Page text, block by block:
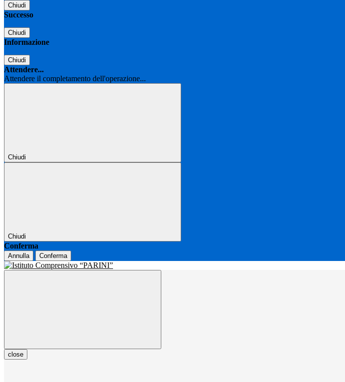
Chiudi
Successo
Chiudi
Informazione
Chiudi
Attendere...
Attendere il completamento dell'operazione...
Chiudi
Chiudi
Conferma
Annulla Conferma
close